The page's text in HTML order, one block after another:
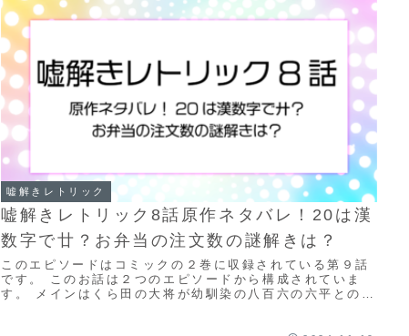
嘘解きレトリック
嘘解きレトリック8話原作ネタバレ！20は漢
数字で廿？お弁当の注文数の謎解きは？
このエピソードはコミックの２巻に収録されている第９話
です。 このお話は２つのエピソードから構成されていま
す。 メインはくら田の大将が幼馴染の八百六の六平とのお